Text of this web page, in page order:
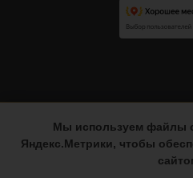
Версия для
Мы используем файлы
Яндекс.Метрики, чтобы